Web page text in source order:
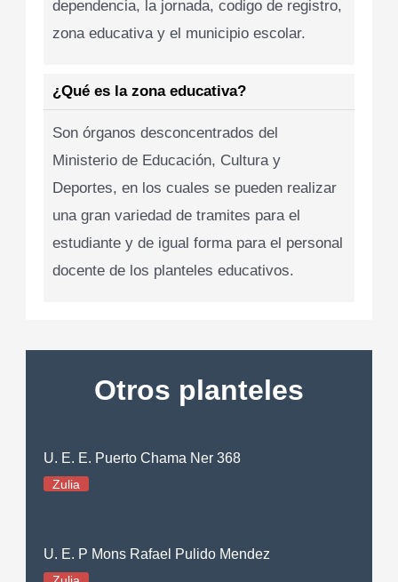
dependencia, la jornada, codigo de registro,
zona educativa y el municipio escolar.
¿Qué es la zona educativa?
Son órganos desconcentrados del
Ministerio de Educación, Cultura y
Deportes, en los cuales se pueden realizar
una gran variedad de tramites para el
estudiante y de igual forma para el personal
docente de los planteles educativos.
Otros planteles
U. E. E. Puerto Chama Ner 368
Zulia
U. E. P Mons Rafael Pulido Mendez